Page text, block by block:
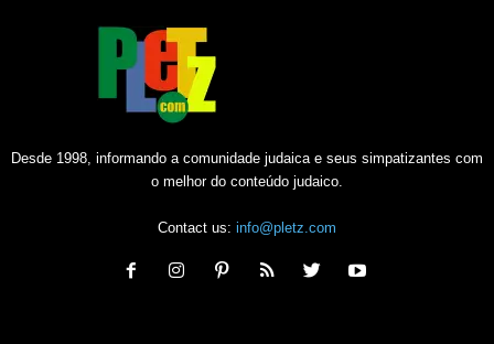
Desde 1998, informando a comunidade judaica e seus simpatizantes com
o melhor do conteúdo judaico.
Contact us: info@pletz.com